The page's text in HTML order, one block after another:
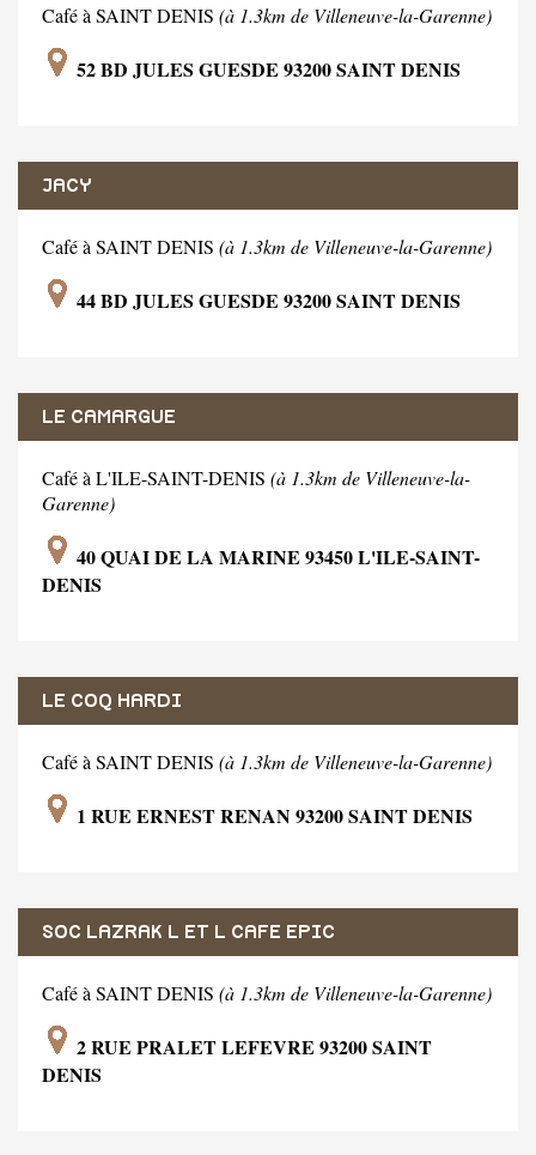
Café à SAINT DENIS (à 1.3km de Villeneuve-la-Garenne)
52 BD JULES GUESDE 93200 SAINT DENIS
JACY
Café à SAINT DENIS (à 1.3km de Villeneuve-la-Garenne)
44 BD JULES GUESDE 93200 SAINT DENIS
LE CAMARGUE
Café à L'ILE-SAINT-DENIS (à 1.3km de Villeneuve-la-
Garenne)
40 QUAI DE LA MARINE 93450 L'ILE-SAINT-
DENIS
LE COQ HARDI
Café à SAINT DENIS (à 1.3km de Villeneuve-la-Garenne)
1 RUE ERNEST RENAN 93200 SAINT DENIS
SOC LAZRAK L ET L CAFE EPIC
Café à SAINT DENIS (à 1.3km de Villeneuve-la-Garenne)
2 RUE PRALET LEFEVRE 93200 SAINT
DENIS